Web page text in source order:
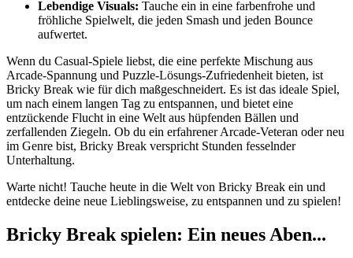
Lebendige Visuals: Tauche ein in eine farbenfrohe und
fröhliche Spielwelt, die jeden Smash und jeden Bounce
aufwertet.
Wenn du Casual-Spiele liebst, die eine perfekte Mischung aus
Arcade-Spannung und Puzzle-Lösungs-Zufriedenheit bieten, ist
Bricky Break wie für dich maßgeschneidert. Es ist das ideale Spiel,
um nach einem langen Tag zu entspannen, und bietet eine
entzückende Flucht in eine Welt aus hüpfenden Bällen und
zerfallenden Ziegeln. Ob du ein erfahrener Arcade-Veteran oder neu
im Genre bist, Bricky Break verspricht Stunden fesselnder
Unterhaltung.
Warte nicht! Tauche heute in die Welt von Bricky Break ein und
entdecke deine neue Lieblingsweise, zu entspannen und zu spielen!
Bricky Break spielen: Ein neues Aben...